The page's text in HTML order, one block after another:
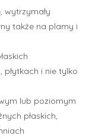
wytrzymały
także na plamy i
płytkach i nie tylko
lub poziomym
płaskich,